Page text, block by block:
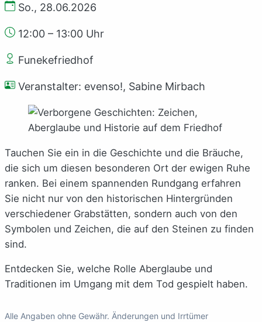
So., 28.06.2026
12:00 – 13:00 Uhr
Funekefriedhof
Veranstalter: evenso!, Sabine Mirbach
Tauchen Sie ein in die Geschichte und die Bräuche,
die sich um diesen besonderen Ort der ewigen Ruhe
ranken. Bei einem spannenden Rundgang erfahren
Sie nicht nur von den historischen Hintergründen
verschiedener Grabstätten, sondern auch von den
Symbolen und Zeichen, die auf den Steinen zu finden
sind.
Entdecken Sie, welche Rolle Aberglaube und
Traditionen im Umgang mit dem Tod gespielt haben.
Alle Angaben ohne Gewähr. Änderungen und Irrtümer